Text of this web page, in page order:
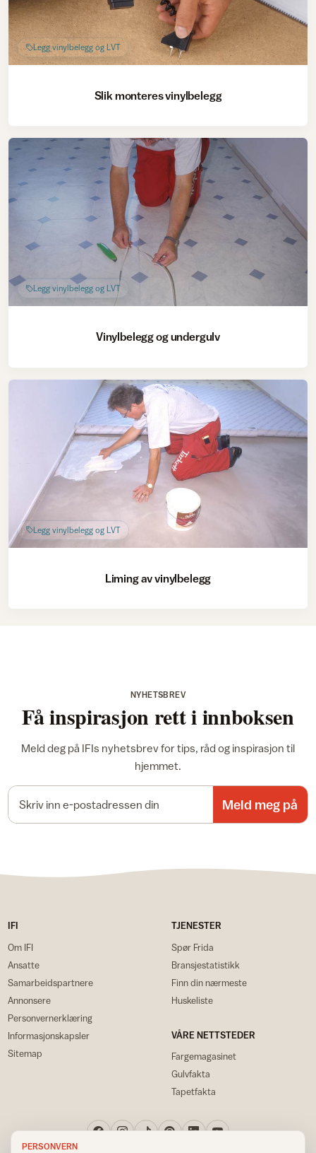
Legg vinylbelegg og LVT
Slik monteres vinylbelegg
Legg vinylbelegg og LVT
Vinylbelegg og undergulv
Legg vinylbelegg og LVT
Liming av vinylbelegg
NYHETSBREV
Få inspirasjon rett i innboksen
Meld deg på IFIs nyhetsbrev for tips, råd og inspirasjon til
hjemmet.
Meld meg på
IFI
Om IFI
Ansatte
Samarbeidspartnere
Annonsere
Personvernerklæring
Informasjonskapsler
Sitemap
TJENESTER
Spør Frida
Bransjestatistikk
Finn din nærmeste
Huskeliste
VÅRE NETTSTEDER
Fargemagasinet
Gulvfakta
Tapetfakta
PERSONVERN